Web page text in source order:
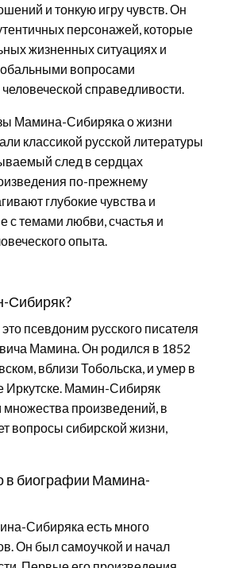
и тонкую игру чувств. Он
персонажей, которые
жизненных ситуациях и
вопросами
справедливости.
Мамина-Сибиряка о жизни
классикой русской литературы
след в сердцах
по-прежнему
глубокие чувства и
с темами любви, счастья и
опыта.
Сибиряк?
псевдоним русского писателя
Мамина. Он родился в 1852
вблизи Тобольска, и умер в
Иркутске. Мамин-Сибиряк
множества произведений, в
вопросы сибирской жизни,
в биографии Мамина-
Сибиряка есть много
Он был самоучкой и начал